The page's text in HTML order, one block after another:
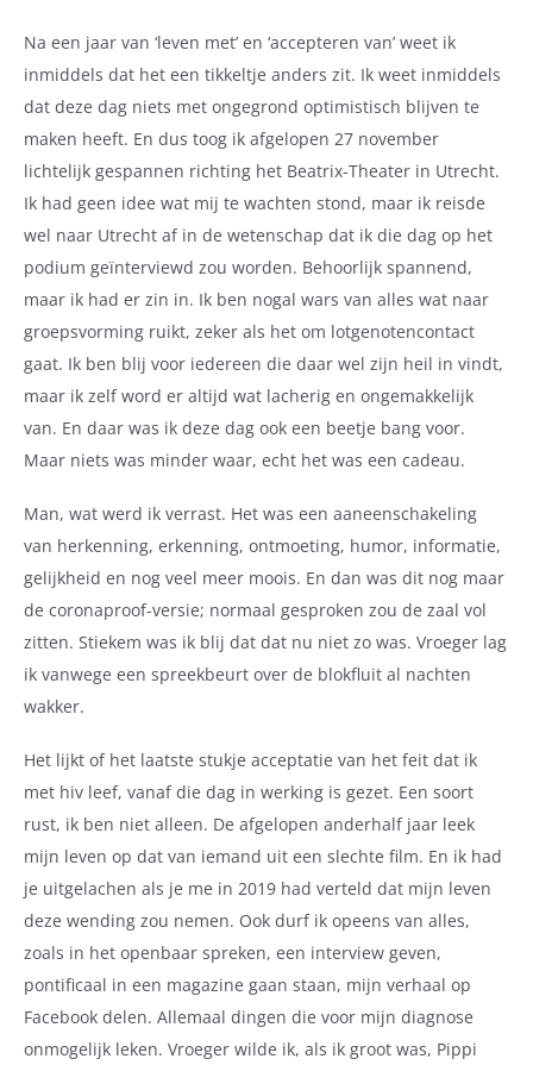
Na een jaar van ‘leven met’ en ‘accepteren van’ weet ik
inmiddels dat het een tikkeltje anders zit. Ik weet inmiddels
dat deze dag niets met ongegrond optimistisch blijven te
maken heeft. En dus toog ik afgelopen 27 november
lichtelijk gespannen richting het Beatrix-Theater in Utrecht.
Ik had geen idee wat mij te wachten stond, maar ik reisde
wel naar Utrecht af in de wetenschap dat ik die dag op het
podium geïnterviewd zou worden. Behoorlijk spannend,
maar ik had er zin in. Ik ben nogal wars van alles wat naar
groepsvorming ruikt, zeker als het om lotgenotencontact
gaat. Ik ben blij voor iedereen die daar wel zijn heil in vindt,
maar ik zelf word er altijd wat lacherig en ongemakkelijk
van. En daar was ik deze dag ook een beetje bang voor.
Maar niets was minder waar, echt het was een cadeau.
Man, wat werd ik verrast. Het was een aaneenschakeling
van herkenning, erkenning, ontmoeting, humor, informatie,
gelijkheid en nog veel meer moois. En dan was dit nog maar
de coronaproof-versie; normaal gesproken zou de zaal vol
zitten. Stiekem was ik blij dat dat nu niet zo was. Vroeger lag
ik vanwege een spreekbeurt over de blokfluit al nachten
wakker.
Het lijkt of het laatste stukje acceptatie van het feit dat ik
met hiv leef, vanaf die dag in werking is gezet. Een soort
rust, ik ben niet alleen. De afgelopen anderhalf jaar leek
mijn leven op dat van iemand uit een slechte film. En ik had
je uitgelachen als je me in 2019 had verteld dat mijn leven
deze wending zou nemen. Ook durf ik opeens van alles,
zoals in het openbaar spreken, een interview geven,
pontificaal in een magazine gaan staan, mijn verhaal op
Facebook delen. Allemaal dingen die voor mijn diagnose
onmogelijk leken. Vroeger wilde ik, als ik groot was, Pippi